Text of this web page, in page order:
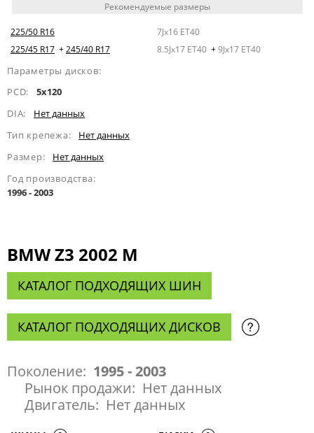
Рекомендуемые размеры
225/50 R16
7Jx16 ET40
225/45 R17 +245/40 R17 8.5Jx17 ET40 +9Jx17 ET40
Параметры дисков:
PCD:
5x120
DIA:
Нет данных
Тип крепежа:
Нет данных
Размер:
Нет данных
Год производства:
1996 - 2003
BMW Z3 2002 M
КАТАЛОГ ПОДХОДЯЩИХ ШИН
КАТАЛОГ ПОДХОДЯЩИХ ДИСКОВ
Поколение: 1995 - 2003
Рынок продажи: Нет данных
Двигатель: Нет данных